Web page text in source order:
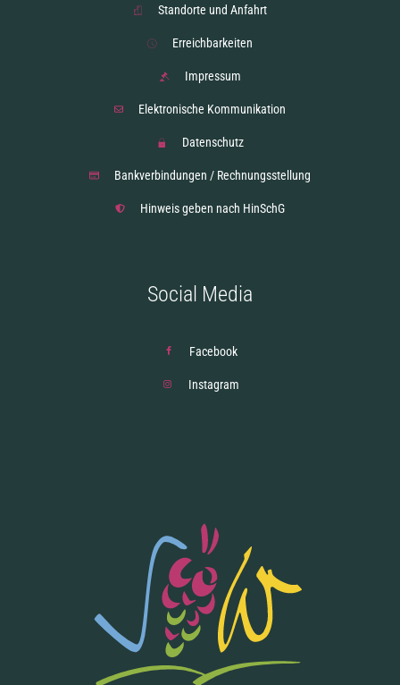
Standorte und Anfahrt
Erreichbarkeiten
Impressum
Elektronische Kommunikation
Datenschutz
Bankverbindungen / Rechnungsstellung
Hinweis geben nach HinSchG
Social Media
Facebook
Instagram